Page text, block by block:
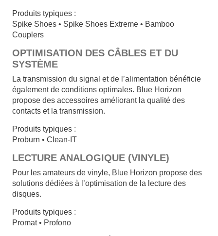
Produits typiques :
Spike Shoes • Spike Shoes Extreme • Bamboo
Couplers
OPTIMISATION DES CÂBLES ET DU
SYSTÈME
La transmission du signal et de l’alimentation bénéficie
également de conditions optimales. Blue Horizon
propose des accessoires améliorant la qualité des
contacts et la transmission.
Produits typiques :
Proburn • Clean-IT
LECTURE ANALOGIQUE (VINYLE)
Pour les amateurs de vinyle, Blue Horizon propose des
solutions dédiées à l’optimisation de la lecture des
disques.
Produits typiques :
Promat • Profono